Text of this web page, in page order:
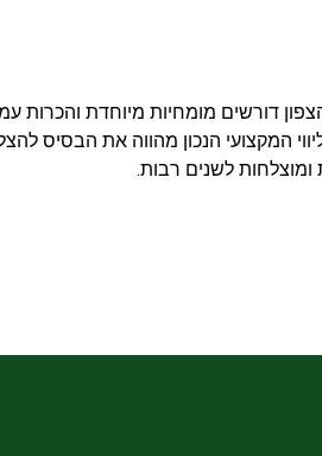
דורשים מומחיות מיוחדת והכרות
המקצועי הנכון מהווה את הבסיס
לשנים רבות.